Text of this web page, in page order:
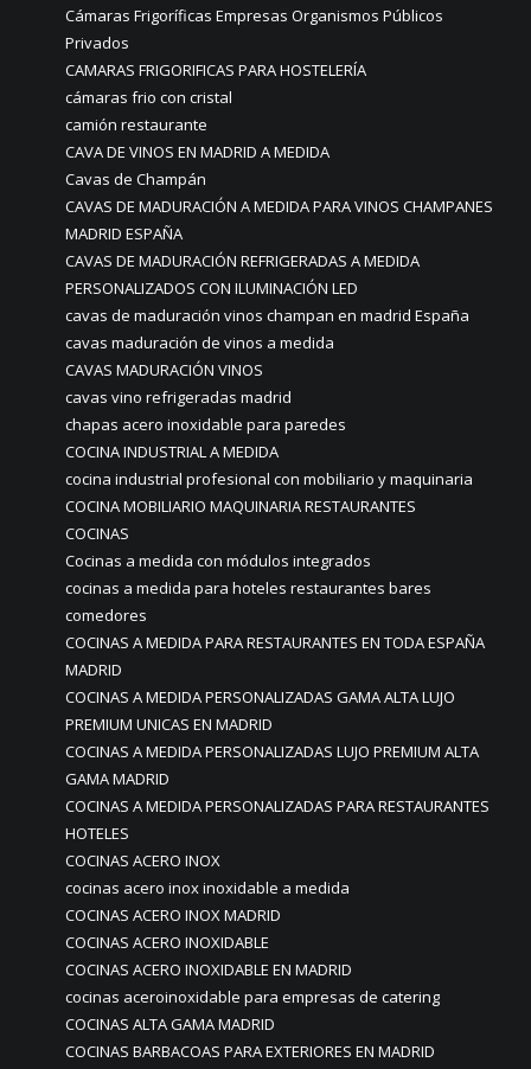
Cámaras Frigoríficas Empresas Organismos Públicos
Privados
CAMARAS FRIGORIFICAS PARA HOSTELERÍA
cámaras frio con cristal
camión restaurante
CAVA DE VINOS EN MADRID A MEDIDA
Cavas de Champán
CAVAS DE MADURACIÓN A MEDIDA PARA VINOS CHAMPANES
MADRID ESPAÑA
CAVAS DE MADURACIÓN REFRIGERADAS A MEDIDA
PERSONALIZADOS CON ILUMINACIÓN LED
cavas de maduración vinos champan en madrid España
cavas maduración de vinos a medida
CAVAS MADURACIÓN VINOS
cavas vino refrigeradas madrid
chapas acero inoxidable para paredes
COCINA INDUSTRIAL A MEDIDA
cocina industrial profesional con mobiliario y maquinaria
COCINA MOBILIARIO MAQUINARIA RESTAURANTES
COCINAS
Cocinas a medida con módulos integrados
cocinas a medida para hoteles restaurantes bares
comedores
COCINAS A MEDIDA PARA RESTAURANTES EN TODA ESPAÑA
MADRID
COCINAS A MEDIDA PERSONALIZADAS GAMA ALTA LUJO
PREMIUM UNICAS EN MADRID
COCINAS A MEDIDA PERSONALIZADAS LUJO PREMIUM ALTA
GAMA MADRID
COCINAS A MEDIDA PERSONALIZADAS PARA RESTAURANTES
HOTELES
COCINAS ACERO INOX
cocinas acero inox inoxidable a medida
COCINAS ACERO INOX MADRID
COCINAS ACERO INOXIDABLE
COCINAS ACERO INOXIDABLE EN MADRID
cocinas aceroinoxidable para empresas de catering
COCINAS ALTA GAMA MADRID
COCINAS BARBACOAS PARA EXTERIORES EN MADRID